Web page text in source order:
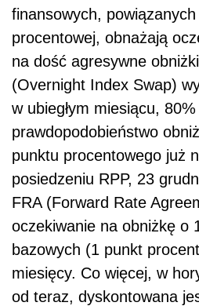
finansowych,
procentowej, obnażają
na dość agresywne
(Overnight Index Swap)
w ubiegłym miesiącu, 80%
prawdopodobieństwo
punktu procentowego już
posiedzeniu RPP, 23
FRA (Forward Rate
oczekiwanie na obniżkę o
bazowych (1 punkt
miesięcy. Co więcej, w
od teraz, dyskontowana